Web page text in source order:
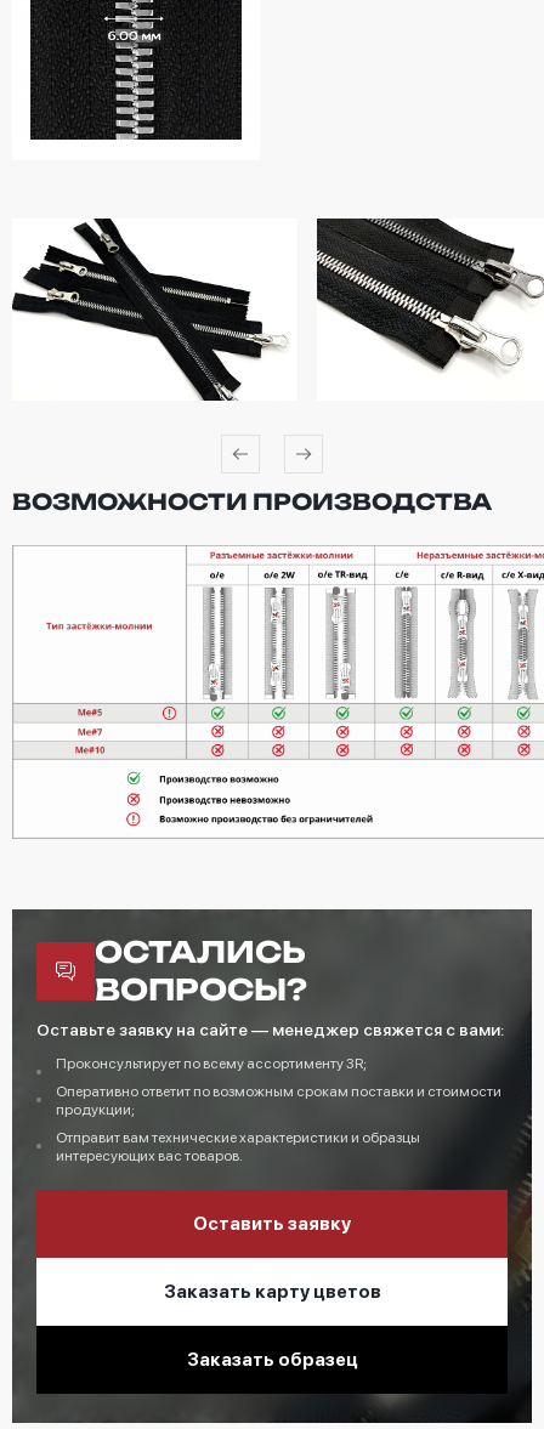
ВОЗМОЖНОСТИ ПРОИЗВОДСТВА
ОСТАЛИСЬ
ВОПРОСЫ?
Оставьте заявку на сайте — менеджер свяжется с вами:
Проконсультирует по всему ассортименту 3R;
Оперативно ответит по возможным срокам поставки и стоимости
продукции;
Отправит вам технические характеристики и образцы
интересующих вас товаров.
Оставить заявку
Заказать карту цветов
Заказать образец